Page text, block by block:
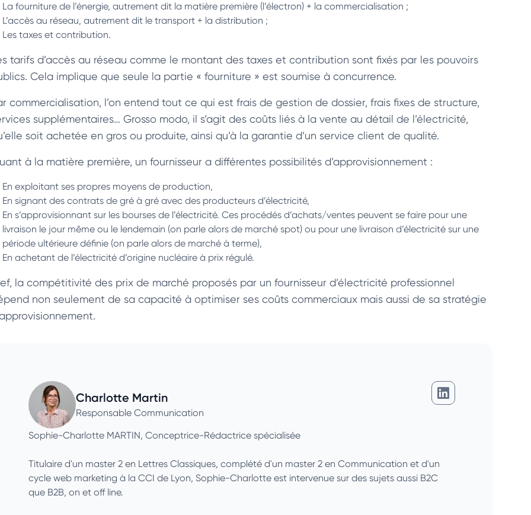
La fourniture de l’énergie, autrement dit la matière première (l’électron) + la commercialisation ;
L’accès au réseau, autrement dit le transport + la distribution ;
Les taxes et contribution.
tarifs d’accès au réseau comme le montant des taxes et contribution sont fixés par les pouvoirs
Cela implique que seule la partie « fourniture » est soumise à concurrence.
commercialisation, l’on entend tout ce qui est frais de gestion de dossier, frais fixes de structure,
supplémentaires… Grosso modo, il s’agit des coûts liés à la vente au détail de l’électricité,
soit achetée en gros ou produite, ainsi qu’à la garantie d’un service client de qualité.
à la matière première, un fournisseur a différentes possibilités d’approvisionnement :
En exploitant ses propres moyens de production,
En signant des contrats de gré à gré avec des producteurs d’électricité,
En s’approvisionnant sur les bourses de l’électricité. Ces procédés d’achats/ventes peuvent se faire pour une
livraison le jour même ou le lendemain (on parle alors de marché spot) ou pour une livraison d’électricité sur une
période ultérieure définie (on parle alors de marché à terme),
En achetant de l’électricité d’origine nucléaire à prix régulé.
la compétitivité des prix de marché proposés par un fournisseur d’électricité professionnel
non seulement de sa capacité à optimiser ses coûts commerciaux mais aussi de sa stratégie
Charlotte Martin
Responsable Communication
Charlotte
Sophie-Charlotte MARTIN, Conceptrice-Rédactrice spécialisée
Titulaire d'un master 2 en Lettres Classiques, complété d'un master 2 en Communication et d'un
cycle web marketing à la CCI de Lyon, Sophie-Charlotte est intervenue sur des sujets aussi B2C
que B2B, on et off line.